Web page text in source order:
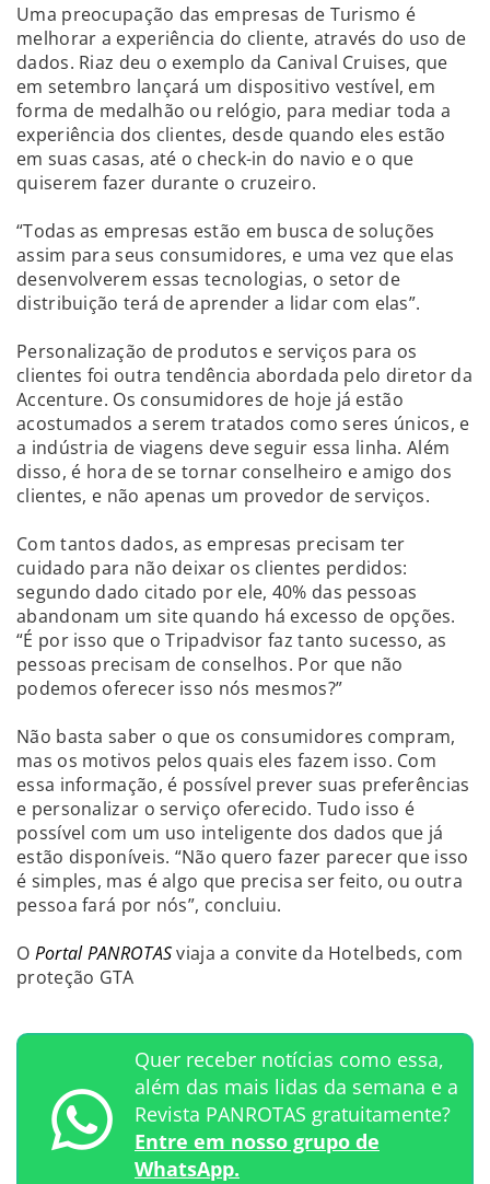
Uma preocupação das empresas de Turismo é
melhorar a experiência do cliente, através do uso de
dados. Riaz deu o exemplo da Canival Cruises, que
em setembro lançará um dispositivo vestível, em
forma de medalhão ou relógio, para mediar toda a
experiência dos clientes, desde quando eles estão
em suas casas, até o check-in do navio e o que
quiserem fazer durante o cruzeiro.
“Todas as empresas estão em busca de soluções
assim para seus consumidores, e uma vez que elas
desenvolverem essas tecnologias, o setor de
distribuição terá de aprender a lidar com elas”.
Personalização de produtos e serviços para os
clientes foi outra tendência abordada pelo diretor da
Accenture. Os consumidores de hoje já estão
acostumados a serem tratados como seres únicos, e
a indústria de viagens deve seguir essa linha. Além
disso, é hora de se tornar conselheiro e amigo dos
clientes, e não apenas um provedor de serviços.
Com tantos dados, as empresas precisam ter
cuidado para não deixar os clientes perdidos:
segundo dado citado por ele, 40% das pessoas
abandonam um site quando há excesso de opções.
“É por isso que o Tripadvisor faz tanto sucesso, as
pessoas precisam de conselhos. Por que não
podemos oferecer isso nós mesmos?”
Não basta saber o que os consumidores compram,
mas os motivos pelos quais eles fazem isso. Com
essa informação, é possível prever suas preferências
e personalizar o serviço oferecido. Tudo isso é
possível com um uso inteligente dos dados que já
estão disponíveis. “Não quero fazer parecer que isso
é simples, mas é algo que precisa ser feito, ou outra
pessoa fará por nós”, concluiu.
O Portal PANROTASviaja a convite da Hotelbeds, com
proteção GTA
Quer receber notícias como essa,
além das mais lidas da semana e a
Revista PANROTAS gratuitamente?
Entre em nosso grupo de
WhatsApp.